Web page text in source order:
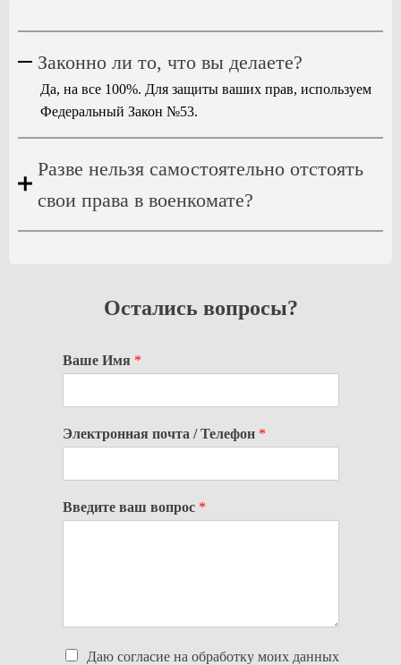
Законно ли то, что вы делаете?
Да, на все 100%. Для защиты ваших прав, используем
Федеральный Закон №53.
Разве нельзя самостоятельно отстоять
свои права в военкомате?
Остались вопросы?
Ваше Имя *
Электронная почта / Телефон *
Введите ваш вопрос *
Даю согласие на обработку моих данных